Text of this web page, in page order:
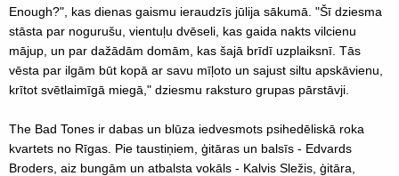
Enough?", kas dienas gaismu ieraudzīs jūlija sākumā. "Šī dziesma
stāsta par nogurušu, vientuļu dvēseli, kas gaida nakts vilcienu
mājup, un par dažādām domām, kas šajā brīdī uzplaiksnī. Tās
vēsta par ilgām būt kopā ar savu mīļoto un sajust siltu apskāvienu,
krītot svētlaimīgā miegā," dziesmu raksturo grupas pārstāvji.
The Bad Tones ir dabas un blūza iedvesmots psihedēliskā roka
kvartets no Rīgas. Pie taustiņiem, ģitāras un balsīs - Edvards
Broders, aiz bungām un atbalsta vokāls - Kalvis Sležis, ģitāra,